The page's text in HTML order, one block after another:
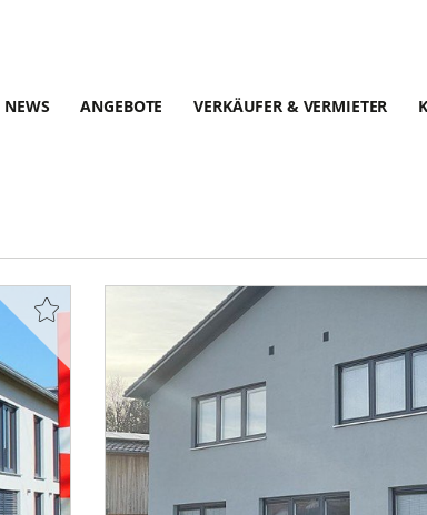
NEWS ANGEBOTE VERKÄUFER & VERMIETER